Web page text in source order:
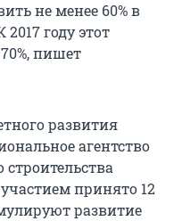
не менее 60% в
году этот
пишет
развития
агентство
принято 12
развитие